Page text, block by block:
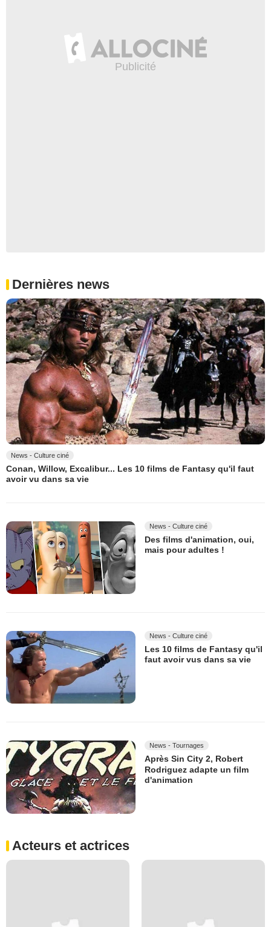
Dernières news
News - Culture ciné
Conan, Willow, Excalibur... Les 10 films de Fantasy qu'il faut
avoir vu dans sa vie
News - Culture ciné
Des films d'animation, oui,
mais pour adultes !
News - Culture ciné
Les 10 films de Fantasy qu'il
faut avoir vus dans sa vie
News - Tournages
Après Sin City 2, Robert
Rodriguez adapte un film
d'animation
Acteurs et actrices